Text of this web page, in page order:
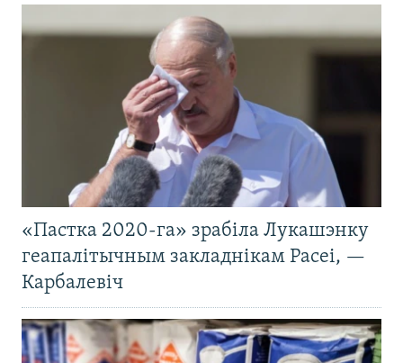
«Пастка 2020-га» зрабіла Лукашэнку
геапалітычным закладнікам Расеі, —
Карбалевіч